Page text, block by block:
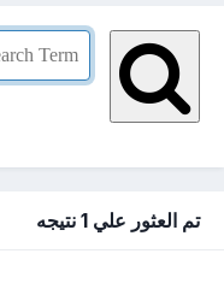
تم العثور علي 1 نتيجه